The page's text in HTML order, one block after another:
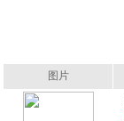
图片